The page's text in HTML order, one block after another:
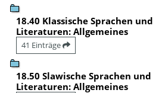
18.40 Klassische Sprachen und
Literaturen: Allgemeines
41 Einträge
18.50 Slawische Sprachen und
Literaturen: Allgemeines